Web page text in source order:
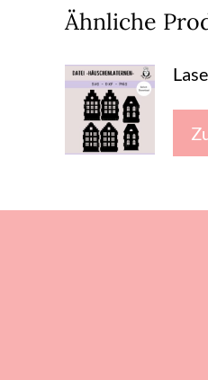
Ähnliche